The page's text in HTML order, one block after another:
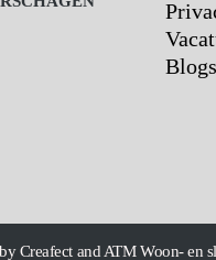
Blogs
Creafect and ATM Woon- en